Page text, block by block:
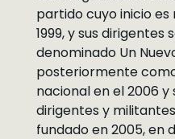
partido cuyo inicio
1999, y sus dirigentes
denominado Un
posteriormente
nacional en el 2006
dirigentes y
fundado en 2005, en